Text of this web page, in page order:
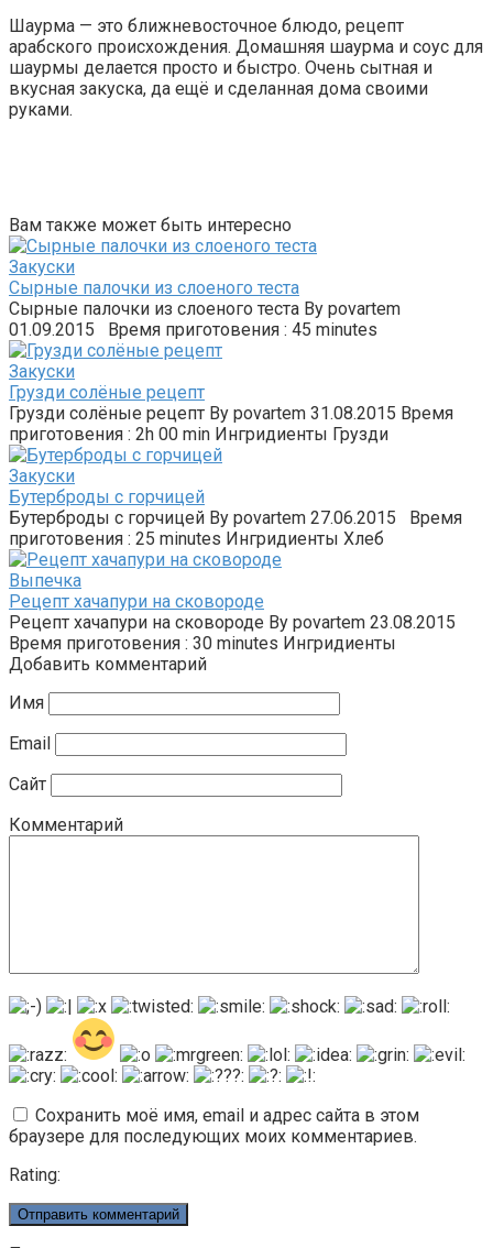
Шаурма — это ближневосточное блюдо, рецепт
арабского происхождения. Домашняя шаурма и соус для
шаурмы делается просто и быстро. Очень сытная и
вкусная закуска, да ещё и сделанная дома своими
руками.
Вам также может быть интересно
Закуски
Сырные палочки из слоеного теста
Сырные палочки из слоеного теста By povartem
01.09.2015 Время приготовения : 45 minutes
Закуски
Грузди солёные рецепт
Грузди солёные рецепт By povartem 31.08.2015 Время
приготовения : 2h 00 min Ингридиенты Грузди
Закуски
Бутерброды с горчицей
Бутерброды с горчицей By povartem 27.06.2015 Время
приготовения : 25 minutes Ингридиенты Хлеб
Выпечка
Рецепт хачапури на сковороде
Рецепт хачапури на сковороде By povartem 23.08.2015
Время приготовения : 30 minutes Ингридиенты
Добавить комментарий
Имя
Email
Сайт
Комментарий
Сохранить моё имя, email и адрес сайта в этом
браузере для последующих моих комментариев.
Rating: